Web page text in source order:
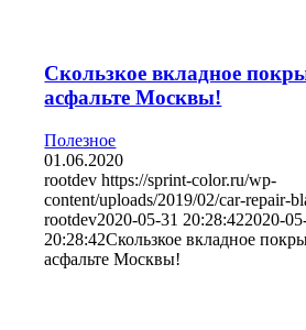
Скользкое вкладное
асфальте Москвы!
Полезное
01.06.2020
rootdev https://sprint-color.ru/wp-
content/uploads/2019/02/car-repair-
rootdev2020-05-31 20:28:422020-
20:28:42Скользкое вкладное
асфальте Москвы!